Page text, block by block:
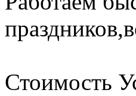
Стоимость